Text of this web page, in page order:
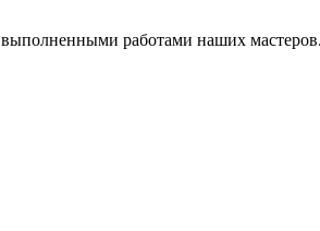
работами наших